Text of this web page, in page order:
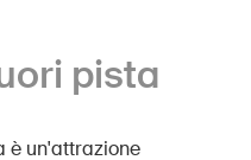
pista
è un'attrazione